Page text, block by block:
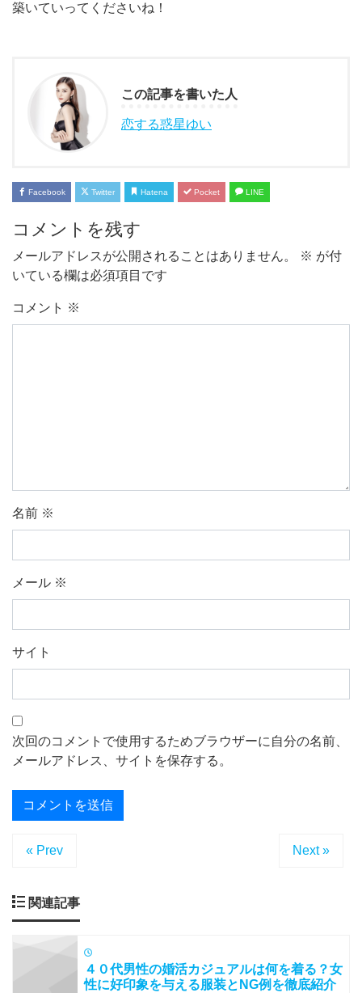
築いていってくださいね！
この記事を書いた人
恋する惑星ゆい
Facebook Twitter Hatena Pocket LINE
コメントを残す
メールアドレスが公開されることはありません。 ※ が付
いている欄は必須項目です
コメント ※
名前 ※
メール ※
サイト
次回のコメントで使用するためブラウザーに自分の名前、
メールアドレス、サイトを保存する。
« Prev Next »
関連記事
４０代男性の婚活カジュアルは何を着る？女
性に好印象を与える服装とNG例を徹底紹介